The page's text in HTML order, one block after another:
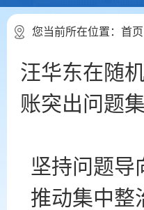
您当前所在位置： 首页
汪华东在随
账突出问题
坚持问题导
推动集中整